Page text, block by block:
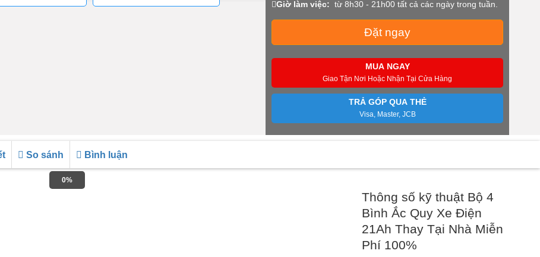
Giờ làm việc: từ 8h30 - 21h00 tất cả các ngày trong tuần.
Đặt ngay
MUA NGAY
Giao Tận Nơi Hoặc Nhận Tại Cửa Hàng
TRẢ GÓP QUA THẺ
Visa, Master, JCB
So sánh Bình luận
0%
Thông số kỹ thuật Bộ 4
Bình Ắc Quy Xe Điện
21Ah Thay Tại Nhà Miễn
Phí 100%